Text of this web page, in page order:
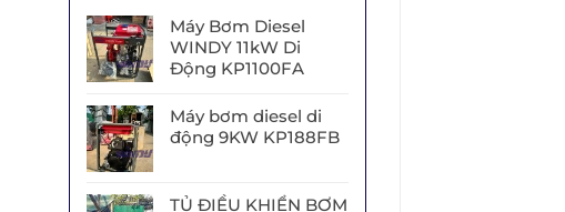
Máy Bơm Diesel
WINDY 11kW Di
Động KP1100FA
Máy bơm diesel di
động 9KW KP188FB
TỦ ĐIỀU KHIỂN BƠM